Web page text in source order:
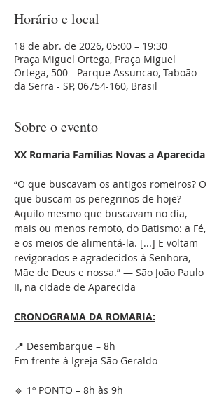
Horário e local
18 de abr. de 2026, 05:00 – 19:30
Praça Miguel Ortega, Praça Miguel
Ortega, 500 - Parque Assuncao, Taboão
da Serra - SP, 06754-160, Brasil
Sobre o evento
XX Romaria Famílias Novas a Aparecida
“O que buscavam os antigos romeiros? O
que buscam os peregrinos de hoje?
Aquilo mesmo que buscavam no dia,
mais ou menos remoto, do Batismo: a Fé,
e os meios de alimentá-la. [...] E voltam
revigorados e agradecidos à Senhora,
Mãe de Deus e nossa.” — São João Paulo
II, na cidade de Aparecida
CRONOGRAMA DA ROMARIA:
📍 Desembarque – 8h
Em frente à Igreja São Geraldo
🔹 1º PONTO – 8h às 9h